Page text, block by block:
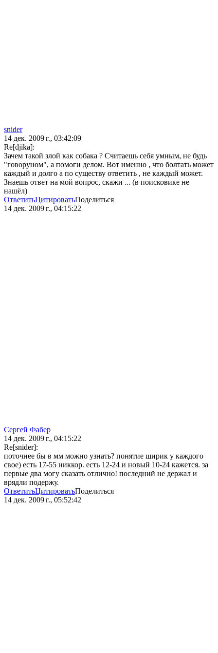
snider
14 дек. 2009 г., 03:42:09
Re[djika]:
Зачем такой злой как собака ? Считаешь себя умным, не будь
"говоруном", а помоги делом. Вот именно , что болтать может
каждый и долго а по существу ответить , не каждый может.
Знаешь ответ на мой вопрос, скажи ... (в поисковике не
нашёл)
ОтветитьЦитироватьПоделиться
14 дек. 2009 г., 04:15:22
Сергей Фабер
14 дек. 2009 г., 04:15:22
Re[snider]:
поточнее бы в мм можно узнать? понятие ширик у каждого
свое) есть 17-55 никкор. есть 12-24 и новый 10-24 кажется. за
первые два могу сказать отлично! последний не держал и
врядли подержу.
ОтветитьЦитироватьПоделиться
14 дек. 2009 г., 05:52:42